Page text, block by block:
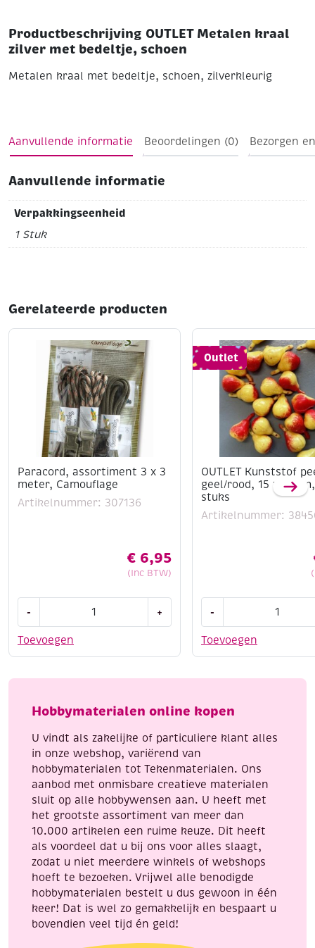
Productbeschrijving OUTLET Metalen kraal
zilver met bedeltje, schoen
Metalen kraal met bedeltje, schoen, zilverkleurig
Aanvullende informatie Beoordelingen (0) Bezorgen
Aanvullende informatie
Verpakkingseenheid
1 Stuk
Gerelateerde producten
Paracord, assortiment 3 x 3
meter, Camouflage
Artikelnummer: 307136
€ 6,95
(Inc BTW)
Toevoegen
-
3
meter,
aantal
+
Outlet
OUTLET Kunststof
geel/rood, 15 x 8
stuks
Artikelnummer:
Toevoegen
-
peertjes
x
mm,
stuks
Hobbymaterialen online kopen
U vindt als zakelijke of particuliere klant alles
in onze webshop, variërend van
hobbymaterialen tot Tekenmaterialen. Ons
aanbod met onmisbare creatieve materialen
sluit op alle hobbywensen aan. U heeft met
het grootste assortiment van meer dan
10.000 artikelen een ruime keuze. Dit heeft
als voordeel dat u bij ons voor alles slaagt,
zodat u niet meerdere winkels of webshops
hoeft te bezoeken. Vrijwel alle benodigde
hobbymaterialen bestelt u dus gewoon in één
keer! Dat is wel zo gemakkelijk en bespaart u
bovendien veel tijd én geld!